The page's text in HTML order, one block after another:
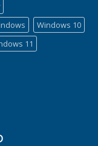
Windows 10
11
Giá